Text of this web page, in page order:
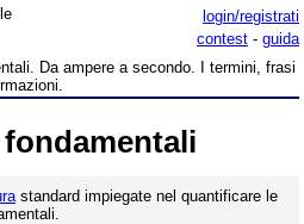
login/registrati
contest - guida
Da ampere a secondo. I termini, frasi
standard impiegate nel quantificare le